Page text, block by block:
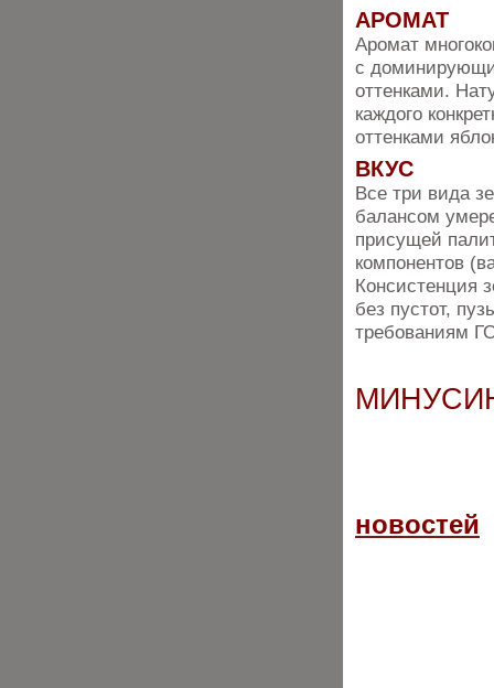
АРОМАТ
Аромат
с
оттенками.
каждого
оттенками
ВКУС
Все три вида
балансом
присущей
компонентов
Консистенция
без пустот,
требованиям
новостей